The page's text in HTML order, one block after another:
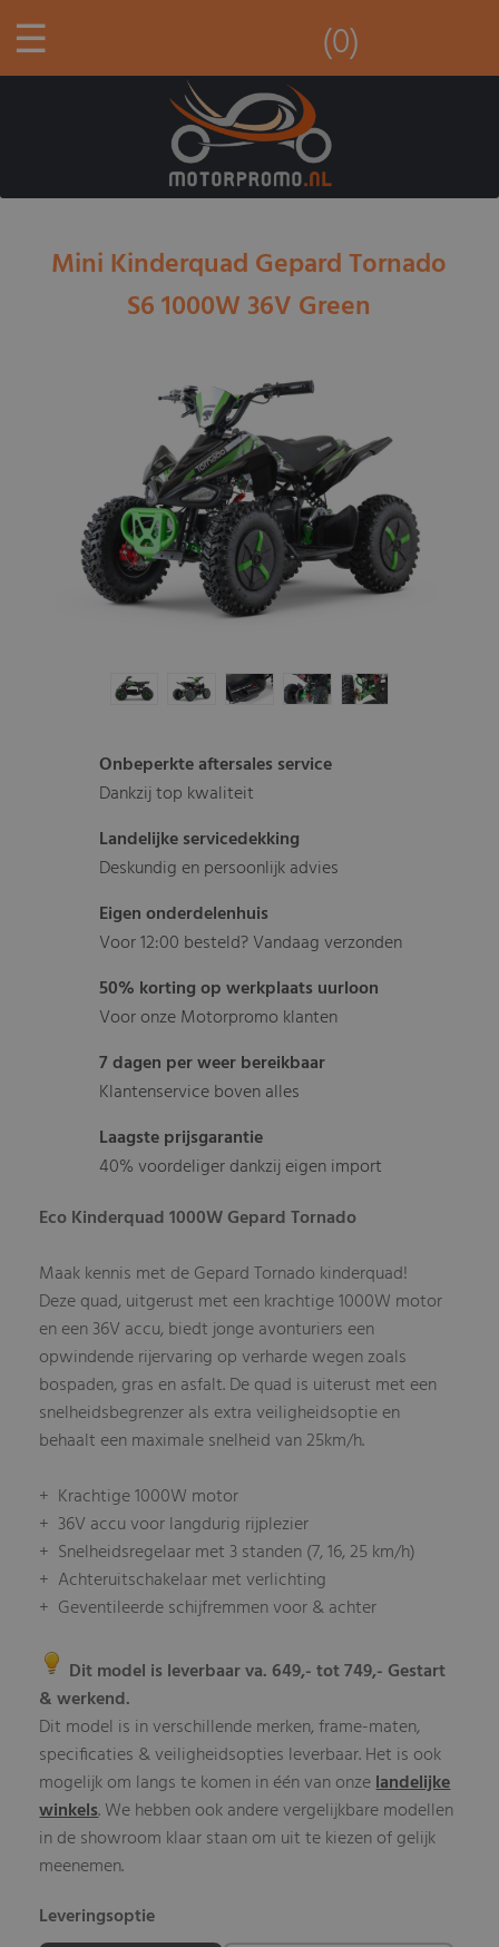
☰ (0)
Mini Kinderquad Gepard Tornado
S6 1000W 36V Green
Onbeperkte aftersales service
Dankzij top kwaliteit
Landelijke servicedekking
Deskundig en persoonlijk advies
Eigen onderdelenhuis
Voor 12:00 besteld? Vandaag verzonden
50% korting op werkplaats uurloon
Voor onze Motorpromo klanten
7 dagen per weer bereikbaar
Klantenservice boven alles
Laagste prijsgarantie
40% voordeliger dankzij eigen import
Eco Kinderquad 1000W Gepard Tornado
Maak kennis met de Gepard Tornado kinderquad!
Deze quad, uitgerust met een krachtige 1000W motor
en een 36V accu, biedt jonge avonturiers een
opwindende rijervaring op verharde wegen zoals
bospaden, gras en asfalt. De quad is uiterust met een
snelheidsbegrenzer als extra veiligheidsoptie en
behaalt een maximale snelheid van 25km/h.
+ Krachtige 1000W motor
+ 36V accu voor langdurig rijplezier
+ Snelheidsregelaar met 3 standen (7, 16, 25 km/h)
+ Achteruitschakelaar met verlichting
+ Geventileerde schijfremmen voor & achter
Dit model is leverbaar va. 649,- tot 749,- Gestart
& werkend.
Dit model is in verschillende merken, frame-maten,
specificaties & veiligheidsopties leverbaar. Het is ook
mogelijk om langs te komen in één van onzelandelijke
winkels. We hebben ook andere vergelijkbare modellen
in de showroom klaar staan om uit te kiezen of gelijk
meenemen.
Leveringsoptie